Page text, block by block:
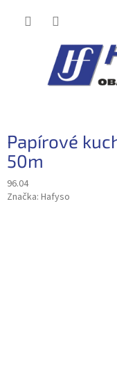
Papírové
50m
96.04
Značka: Hafyso